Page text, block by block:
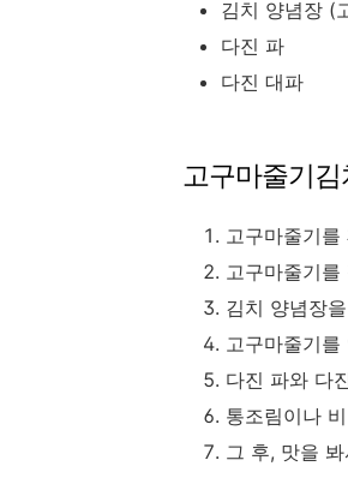
김치 양념장 (
다진 파
다진 대파
고구마줄기
고구마줄기
고구마줄기
김치 양념장
고구마줄기
다진 파와 다
통조림이나
그 후, 맛을